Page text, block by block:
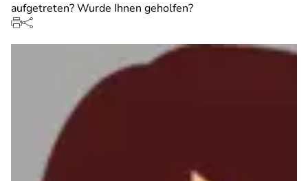
aufgetreten? Wurde Ihnen geholfen?